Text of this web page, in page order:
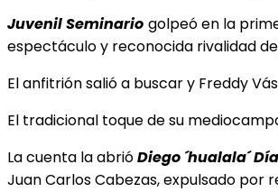
Juvenil Seminario golpeó en la
espectáculo y reconocida rivalidad
El anfitrión salió a buscar y Freddy
El tradicional toque de su
La cuenta la abrióDiego ´hualala´
Juan Carlos Cabezas, expulsado por